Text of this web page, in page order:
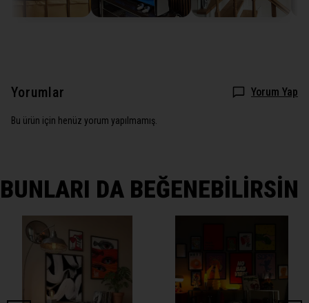
Yorumlar Yorum Yap
Bu ürün için henüz yorum yapılmamış.
BUNLARI DA BEĞENEBİLİRSİN